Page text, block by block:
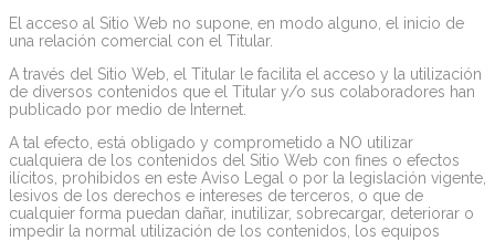
El acceso al Sitio Web no supone, en modo alguno, el inicio de
una relación comercial con el Titular.
A través del Sitio Web, el Titular le facilita el acceso y la utilización
de diversos contenidos que el Titular y/o sus colaboradores han
publicado por medio de Internet.
A tal efecto, está obligado y comprometido a NO utilizar
cualquiera de los contenidos del Sitio Web con fines o efectos
ilícitos, prohibidos en este Aviso Legal o por la legislación vigente,
lesivos de los derechos e intereses de terceros, o que de
cualquier forma puedan dañar, inutilizar, sobrecargar, deteriorar o
impedir la normal utilización de los contenidos, los equipos